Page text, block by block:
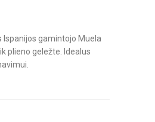
gamintojo Muela
plieno geležte. Idealus